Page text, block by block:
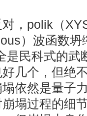
，polik（
）波函数
是民科式的武
几个，但绝
依然是量子
塌过程的细